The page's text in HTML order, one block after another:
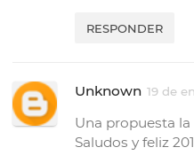
RESPONDER
Unknown 19 de
Una propuesta
Saludos y feliz